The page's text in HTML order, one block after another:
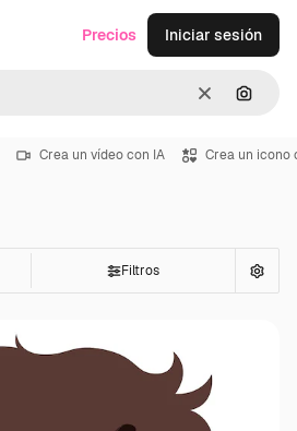
Borrar
Precios Iniciar sesión
Crea un vídeo con IA Crea un icono
Filtros